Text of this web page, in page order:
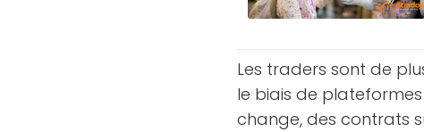
Les traders sont de
le biais de
change, des contrats